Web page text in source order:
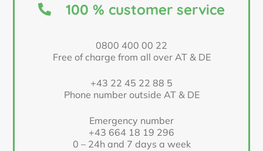
100 % customer service
0800 400 00 22
Free of charge from all over AT & DE
+43 22 45 22 88 5
Phone number outside AT & DE
Emergency number
+43 664 18 19 296
0 – 24h and 7 days a week